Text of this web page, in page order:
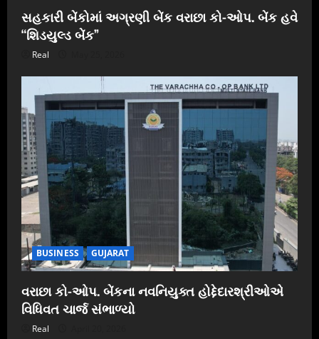
સહકારી બેંકોમાં અગ્રણી બેંક વરાછા કો-ઓપ. બેંક હવે
“શિડયુલ્ડ બેંક”
Real
BUSINESS GUJARAT
વરાછા કો-ઓપ. બેંકના નવનિયુક્ત હોદ્દેદારશ્રીઓએ
વિધિવત ચાર્જ સંભાળ્યો
Real